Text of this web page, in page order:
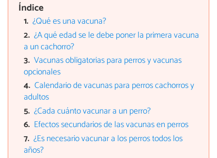
Índice
¿Qué es una vacuna?
¿A qué edad se le debe poner la primera vacuna
a un cachorro?
Vacunas obligatorias para perros y vacunas
opcionales
Calendario de vacunas para perros cachorros y
adultos
¿Cada cuánto vacunar a un perro?
Efectos secundarios de las vacunas en perros
¿Es necesario vacunar a los perros todos los
años?